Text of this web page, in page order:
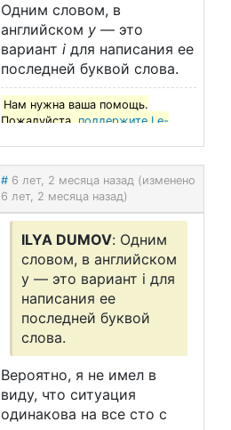
Одним словом, в
английском y — это
вариант i для написания ее
последней буквой слова.
Нам нужна ваша помощь.
Пожалуйста,поддержите Le-
# 6 лет, 2 месяца назад (изменено
6 лет, 2 месяца назад)
ILYA DUMOV: Одним
словом, в английском
y — это вариант i для
написания ее
последней буквой
слова.
Вероятно, я не имел в
виду, что ситуация
одинакова на все сто с